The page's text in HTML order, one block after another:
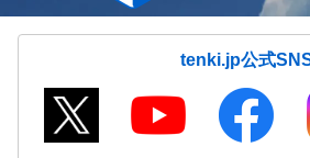
tenki.jp公式